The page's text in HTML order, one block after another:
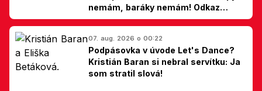
nemám, baráky nemám! Odkaz
Slovákom
07. aug. 2026 o 00:22
Podpásovka v úvode Let's Dance?
Kristián Baran si nebral servítku: Ja
som stratil slová!